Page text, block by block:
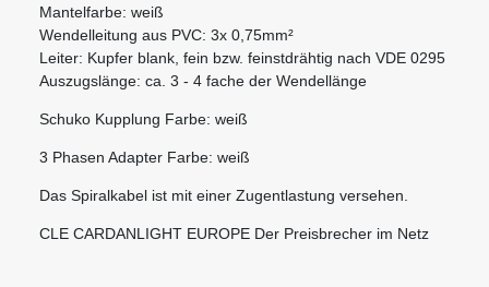
Mantelfarbe: weiß
Wendelleitung aus PVC: 3x 0,75mm²
Leiter: Kupfer blank, fein bzw. feinstdrähtig nach VDE 0295
Auszugslänge: ca. 3 - 4 fache der Wendellänge
Schuko Kupplung Farbe: weiß
3 Phasen Adapter Farbe: weiß
Das Spiralkabel ist mit einer Zugentlastung versehen.
CLE CARDANLIGHT EUROPE Der Preisbrecher im Netz